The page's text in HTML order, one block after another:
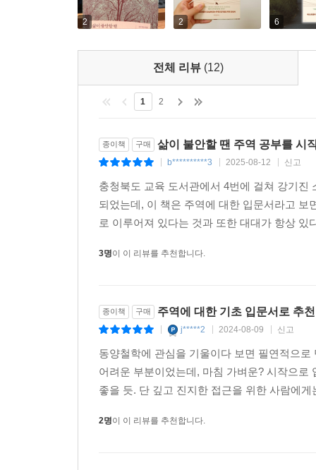
《주역》은 세상의 존재 법칙을 이야기한다.
중 하나인 ‘믿음이 있다’는 것을 연결 지어 생각
《주역》의 가르침을 떠올릴 수 있다.
는 친근한 방식으로 《주역》에 담긴 인간 세상
놀랍게도 우리가 제아무리 다사다난한 인생
옛사람들의 지혜로부터 세상의 결, 인생의 길을
이런 이유에서일 것이다.
2 2 6
전체 리뷰 (12)
1 2
종이책 구매 삶이 불안할 땐 주역 공부를 시
b**********3 2025-08-12 신고
충청북도 교육 도서관에서 4번에 걸쳐 강기
되었는데, 이 책은 주역에 대한 입문서라고
로 이루어져 있다는 것과 또한 대대가 항상 있
3명이 이 리뷰를 추천합니다.
종이책 구매 주역에 대한 기초 입문서로 추천
j*****2 2024-08-09 신고
동양철학에 관심을 기울이다 보면 필연적으
어려운 부분이었는데, 마침 가벼운? 시작으
좋을 듯. 단 깊고 진지한 접근을 위한 사람에
2명이 이 리뷰를 추천합니다.